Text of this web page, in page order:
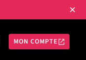
MON COMPTE